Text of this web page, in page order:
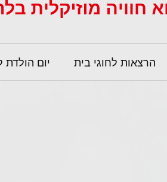
הרצאות לחוגי בית יום הולדת